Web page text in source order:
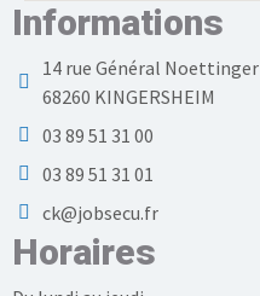
Informations
14 rue Général Noettinger
68260 KINGERSHEIM
03 89 51 31 00
03 89 51 31 01
ck@jobsecu.fr
Horaires